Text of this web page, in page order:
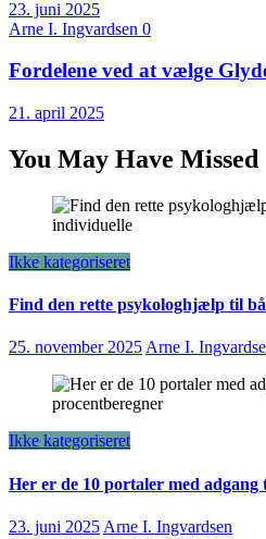
23. juni 2025
Arne I. Ingvardsen 0
Fordelene ved at vælge
21. april 2025
You May Have Missed
Ikke kategoriseret
Find den rette psykologhjælp til
25. november 2025 Arne I.
Ikke kategoriseret
Her er de 10 portaler med
23. juni 2025 Arne I. Ingvardsen